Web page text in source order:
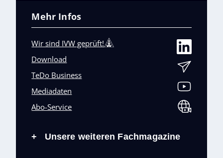
Mehr Infos
Wir sind IVW geprüft!
Download
TeDo Business
Mediadaten
Abo-Service
+ Unsere weiteren Fachmagazine